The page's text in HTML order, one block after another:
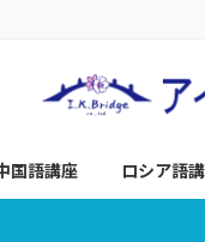
国語講座 ロシア語